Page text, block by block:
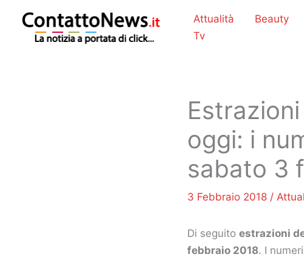
contenuto
Attualità Beauty
Tv
oggi: i
sabato 3
3 Febbraio 2018 /
Di seguito estrazioni
febbraio 2018. I